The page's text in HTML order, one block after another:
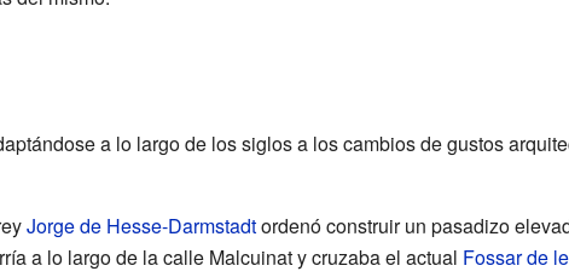
a lo largo de los siglos a los cambios de gustos
Jorge de Hesse-Darmstadtordenó construir un pasadizo
a lo largo de la calle Malcuinat y cruzaba el actual Fossar de